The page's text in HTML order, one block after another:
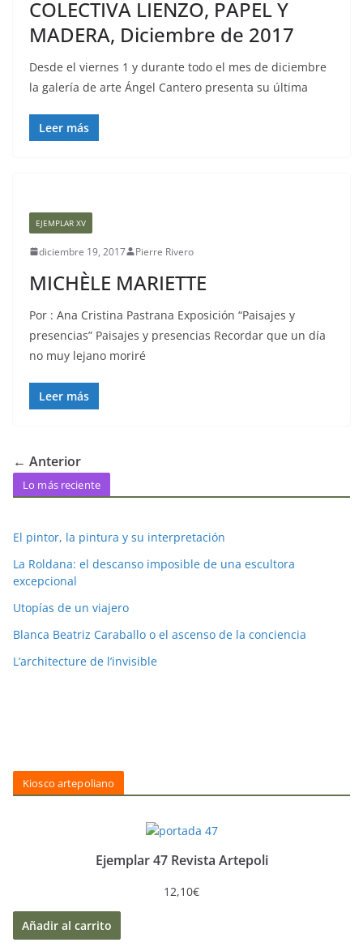
COLECTIVA LIENZO, PAPEL Y
MADERA, Diciembre de 2017
Desde el viernes 1 y durante todo el mes de diciembre
la galería de arte Ángel Cantero presenta su última
Leer más
EJEMPLAR XV
diciembre 19, 2017 Pierre Rivero
MICHÈLE MARIETTE
Por : Ana Cristina Pastrana Exposición “Paisajes y
presencias” Paisajes y presencias Recordar que un día
no muy lejano moriré
Leer más
← Anterior
Lo más reciente
El pintor, la pintura y su interpretación
La Roldana: el descanso imposible de una escultora
excepcional
Utopías de un viajero
Blanca Beatriz Caraballo o el ascenso de la conciencia
L’architecture de l’invisible
Kiosco artepoliano
Ejemplar 47 Revista Artepoli
12,10€
Añadir al carrito